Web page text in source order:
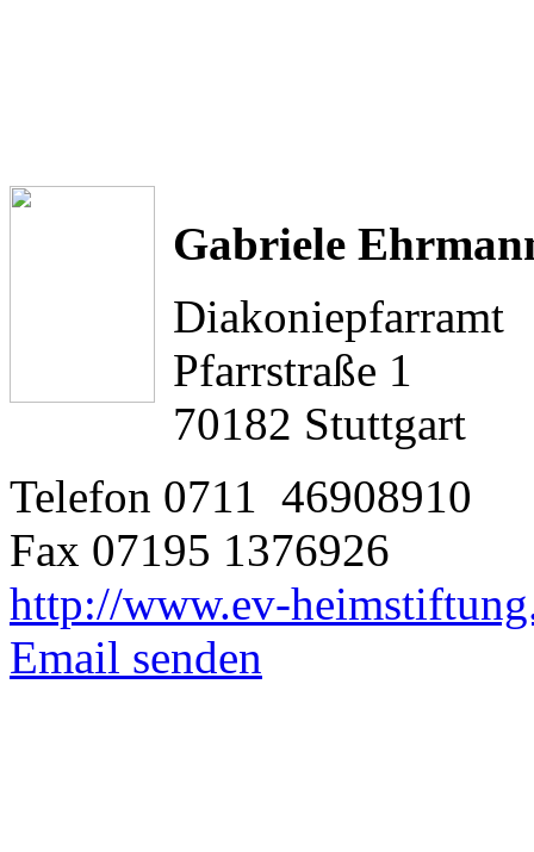
Gabriele
Diakoniepfarramt
Pfarrstraße 1
70182 Stuttgart
Telefon 0711 46908910
Fax 07195 1376926
http://www.ev-
Email senden